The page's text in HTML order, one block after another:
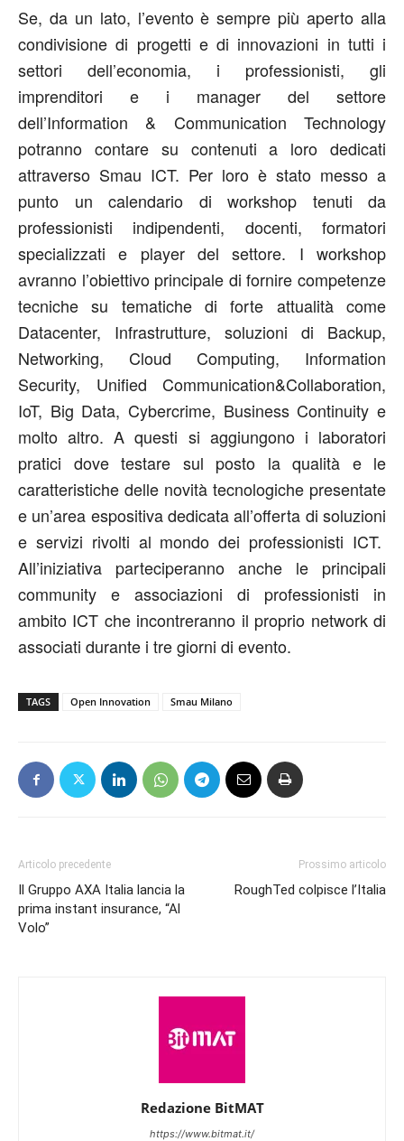
Se, da un lato, l’evento è sempre più aperto alla
condivisione di progetti e di innovazioni in tutti i
settori dell’economia, i professionisti, gli
imprenditori e i manager del settore
dell’Information & Communication Technology
potranno contare su contenuti a loro dedicati
attraverso Smau ICT. Per loro è stato messo a
punto un calendario di workshop tenuti da
professionisti indipendenti, docenti, formatori
specializzati e player del settore. I workshop
avranno l’obiettivo principale di fornire competenze
tecniche su tematiche di forte attualità come
Datacenter, Infrastrutture, soluzioni di Backup,
Networking, Cloud Computing, Information
Security, Unified Communication&Collaboration,
IoT, Big Data, Cybercrime, Business Continuity e
molto altro. A questi si aggiungono i laboratori
pratici dove testare sul posto la qualità e le
caratteristiche delle novità tecnologiche presentate
e un’area espositiva dedicata all’offerta di soluzioni
e servizi rivolti al mondo dei professionisti ICT.
All’iniziativa parteciperanno anche le principali
community e associazioni di professionisti in
ambito ICT che incontreranno il proprio network di
associati durante i tre giorni di evento.
TAGS Open Innovation Smau Milano
Articolo precedente
Il Gruppo AXA Italia lancia la
prima instant insurance, “Al
Volo”
Prossimo articolo
RoughTed colpisce l’Italia
Redazione BitMAT
https://www.bitmat.it/